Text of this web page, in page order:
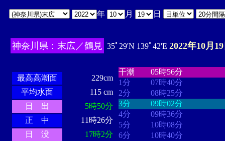
年 月 日
神奈川県：末広／鶴見 35ﾟ29'N 139ﾟ42'E 2022年10月
最高高潮面
229cm
平均水面
115 cm
日 出
5時50分
正 中
11時26分
日 没
17時2分
干潮
05時56分
1分
07時40分
2分
08時25分
3分
09時02分
4分
09時36分
5分
10時08分
6分
10時40分